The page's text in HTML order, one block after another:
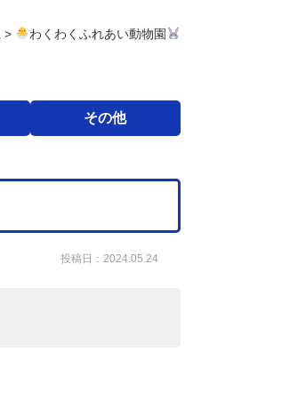
> わくわくふれあい動物園
その他
投稿日：2024.05.24